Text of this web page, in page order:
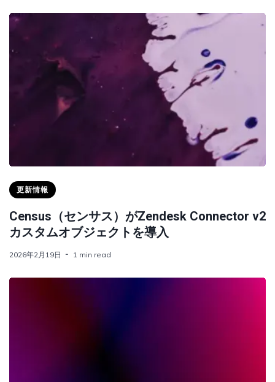
更新情報
Census（センサス）がZendesk Connector v2
カスタムオブジェクトを導入
2026年2月19日 1 min read